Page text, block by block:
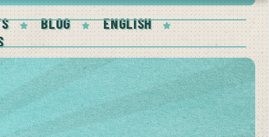
BLOG
ENGLISH